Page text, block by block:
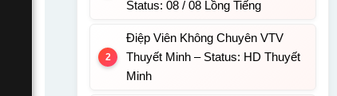
Status: 08 / 08 Lồng Tiếng
Điệp Viên Không Chuyên VTV
Thuyết Minh – Status: HD Thuyết
Minh